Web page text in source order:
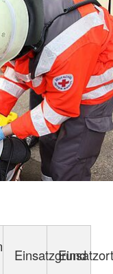
EinsatzgrundEinsatzort